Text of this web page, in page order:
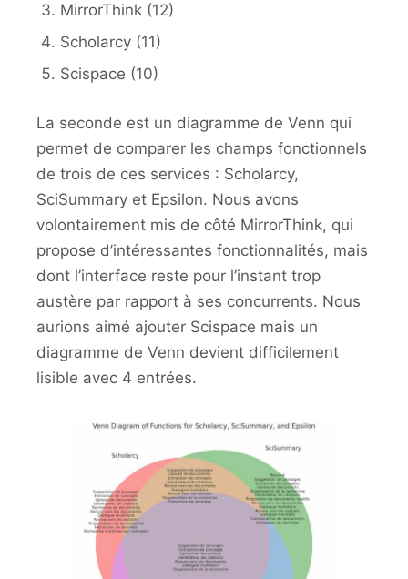
MirrorThink (12)
Scholarcy (11)
Scispace (10)
La seconde est un diagramme de Venn qui
permet de comparer les champs fonctionnels
de trois de ces services : Scholarcy,
SciSummary et Epsilon. Nous avons
volontairement mis de côté MirrorThink, qui
propose d’intéressantes fonctionnalités, mais
dont l’interface reste pour l’instant trop
austère par rapport à ses concurrents. Nous
aurions aimé ajouter Scispace mais un
diagramme de Venn devient difficilement
lisible avec 4 entrées.